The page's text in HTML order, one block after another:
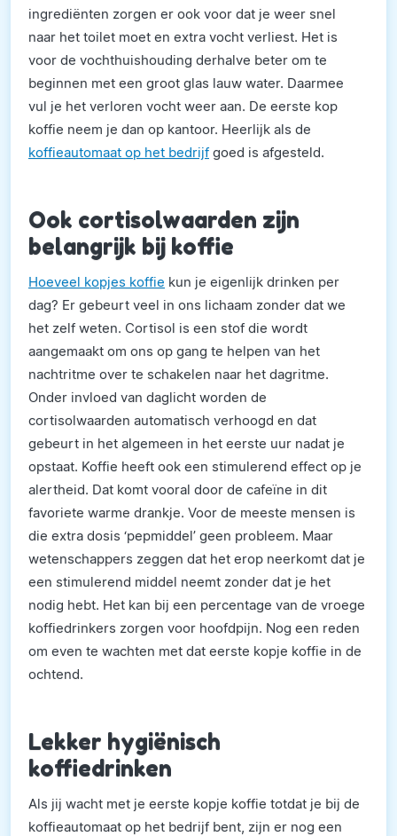
ingrediënten zorgen er ook voor dat je weer snel
naar het toilet moet en extra vocht verliest. Het is
voor de vochthuishouding derhalve beter om te
beginnen met een groot glas lauw water. Daarmee
vul je het verloren vocht weer aan. De eerste kop
koffie neem je dan op kantoor. Heerlijk als de
koffieautomaat op het bedrijf goed is afgesteld.
Ook cortisolwaarden zijn
belangrijk bij koffie
Hoeveel kopjes koffie kun je eigenlijk drinken per
dag? Er gebeurt veel in ons lichaam zonder dat we
het zelf weten. Cortisol is een stof die wordt
aangemaakt om ons op gang te helpen van het
nachtritme over te schakelen naar het dagritme.
Onder invloed van daglicht worden de
cortisolwaarden automatisch verhoogd en dat
gebeurt in het algemeen in het eerste uur nadat je
opstaat. Koffie heeft ook een stimulerend effect op je
alertheid. Dat komt vooral door de cafeïne in dit
favoriete warme drankje. Voor de meeste mensen is
die extra dosis ‘pepmiddel’ geen probleem. Maar
wetenschappers zeggen dat het erop neerkomt dat je
een stimulerend middel neemt zonder dat je het
nodig hebt. Het kan bij een percentage van de vroege
koffiedrinkers zorgen voor hoofdpijn. Nog een reden
om even te wachten met dat eerste kopje koffie in de
ochtend.
Lekker hygiënisch
koffiedrinken
Als jij wacht met je eerste kopje koffie totdat je bij de
koffieautomaat op het bedrijf bent, zijn er nog een